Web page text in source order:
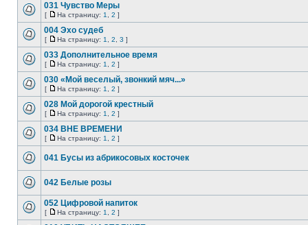
031 Чувство Меры
[ На страницу: 1 2 ]
004 Эхо судеб
[ На страницу: 1 2 3 ]
033 Дополнительное время
[ На страницу: 1 2 ]
030 «Мой веселый, звонкий мяч...»
[ На страницу: 1 2 ]
028 Мой дорогой крестный
[ На страницу: 1 2 ]
034 ВНЕ ВРЕМЕНИ
[ На страницу: 1 2 ]
041 Бусы из абрикосовых косточек
042 Белые розы
052 Цифровой напиток
[ На страницу: 1 2 ]